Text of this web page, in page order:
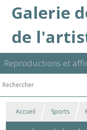
Galerie
de
Accueil Sports